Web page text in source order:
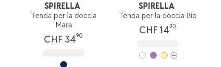
SPIRELLA
Tenda per la doccia
Mara
CHF 3490
SPIRELLA
Tenda per la doccia Bio
CHF 1490